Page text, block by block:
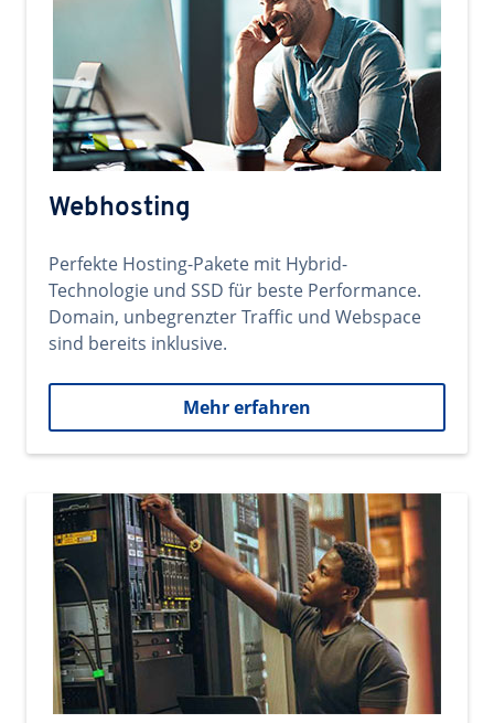
Webhosting
Perfekte Hosting-Pakete mit Hybrid-
Technologie und SSD für beste Performance.
Domain, unbegrenzter Traffic und Webspace
sind bereits inklusive.
Mehr erfahren